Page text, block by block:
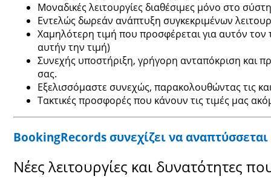
Μοναδικές λειτουργίες διαθέσιμες μόνο στο
Εντελώς δωρεάν ανάπτυξη συγκεκριμένων
Χαμηλότερη τιμή που προσφέρεται για αυτόν
αυτήν την τιμή)
Συνεχής υποστήριξη, γρήγορη ανταπόκριση και
σας.
Εξελισσόμαστε συνεχώς, παρακολουθώντας τις
Τακτικές προσφορές που κάνουν τις τιμές μας
BookingRecords συνεχίζει να αναπτύσσεται
Νέες λειτουργίες και δυνατότητες